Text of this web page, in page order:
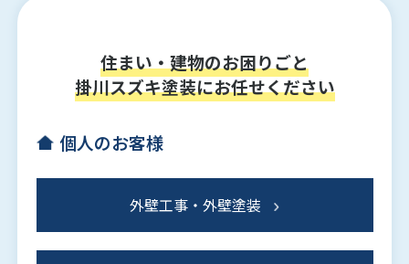
住まい・建物のお困りごと
掛川スズキ塗装にお任せください
個人のお客様
外壁工事・外壁塗装